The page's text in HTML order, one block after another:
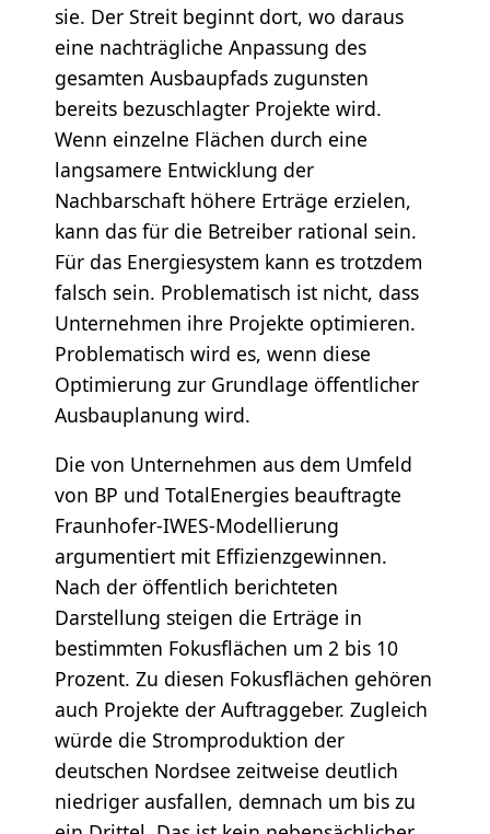
sie. Der Streit beginnt dort, wo daraus
eine nachträgliche Anpassung des
gesamten Ausbaupfads zugunsten
bereits bezuschlagter Projekte wird.
Wenn einzelne Flächen durch eine
langsamere Entwicklung der
Nachbarschaft höhere Erträge erzielen,
kann das für die Betreiber rational sein.
Für das Energiesystem kann es trotzdem
falsch sein. Problematisch ist nicht, dass
Unternehmen ihre Projekte optimieren.
Problematisch wird es, wenn diese
Optimierung zur Grundlage öffentlicher
Ausbauplanung wird.
Die von Unternehmen aus dem Umfeld
von BP und TotalEnergies beauftragte
Fraunhofer-IWES-Modellierung
argumentiert mit Effizienzgewinnen.
Nach der öffentlich berichteten
Darstellung steigen die Erträge in
bestimmten Fokusflächen um 2 bis 10
Prozent. Zu diesen Fokusflächen gehören
auch Projekte der Auftraggeber. Zugleich
würde die Stromproduktion der
deutschen Nordsee zeitweise deutlich
niedriger ausfallen, demnach um bis zu